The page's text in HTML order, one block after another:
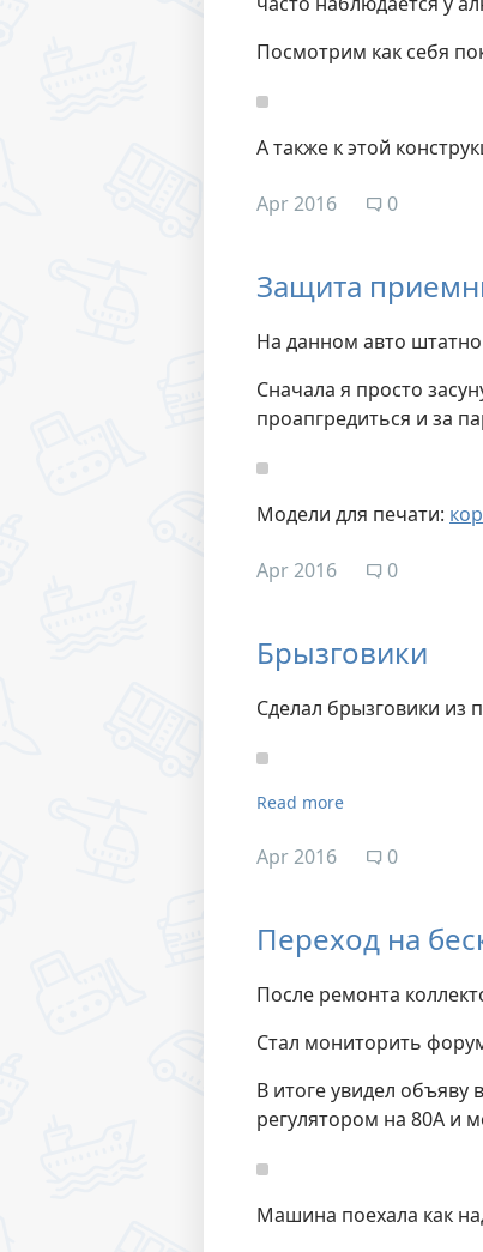
Посмотрим как себя
А также к этой
Apr 2016 0
Защита
На данном авто
Сначала я просто
проапгредиться и за
Модели для печати:
Apr 2016 0
Брызговики
Сделал брызговики из
Read more
Apr 2016 0
Переход на
После ремонта
Стал мониторить
В итоге увидел объяву
регулятором на 80А и
Машина поехала как